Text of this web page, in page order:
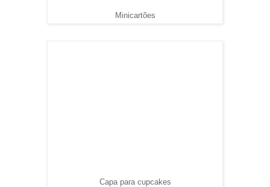
Minicartões
Capa para cupcakes